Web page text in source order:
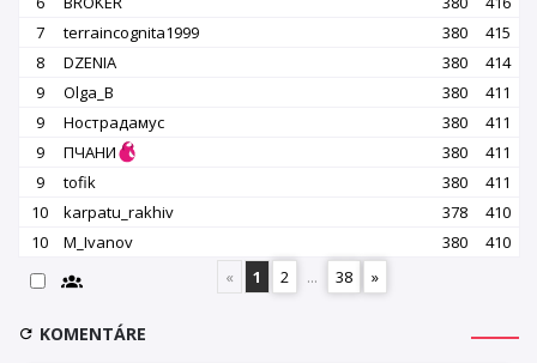
7
terraincognita1999 380
415
8
DZENIA 380
414
9
Olga_B 380
411
9
Нострадамус 380
411
9
ПЧАНИ 380
411
9
tofik 380
411
10
karpatu_rakhiv 378
410
10
M_Ivanov 380
410
«
1 2 ... 38 »
KOMENTÁRE